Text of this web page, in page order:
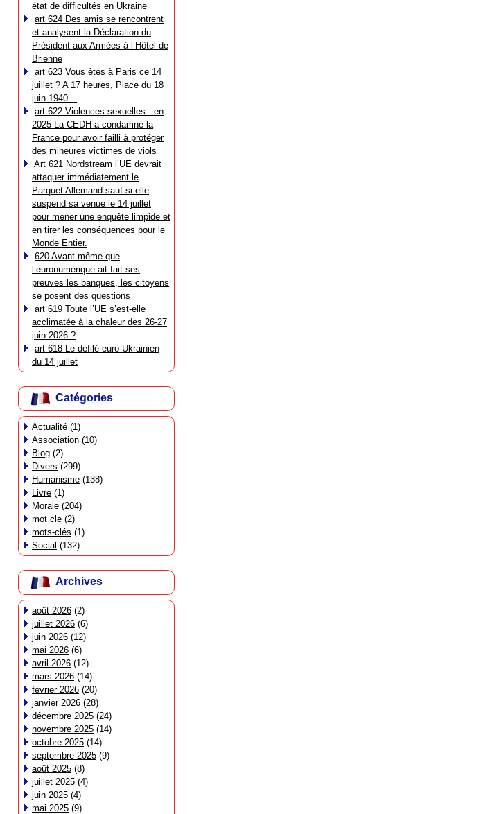
état de difficultés en Ukraine
art 624 Des amis se rencontrent
et analysent la Déclaration du
Président aux Armées à l’Hôtel de
Brienne
art 623 Vous êtes à Paris ce 14
juillet ? A 17 heures, Place du 18
juin 1940…
art 622 Violences sexuelles : en
2025 La CEDH a condamné la
France pour avoir failli à protéger
des mineures victimes de viols
Art 621 Nordstream l’UE devrait
attaquer immédiatement le
Parquet Allemand sauf si elle
suspend sa venue le 14 juillet
pour mener une enquête limpide et
en tirer les conséquences pour le
Monde Entier.
620 Avant même que
l’euronumérique ait fait ses
preuves les banques, les citoyens
se posent des questions
art 619 Toute l’UE s’est-elle
acclimatée à la chaleur des 26-27
juin 2026 ?
art 618 Le défilé euro-Ukrainien
du 14 juillet
Catégories
Actualité (1)
Association (10)
Blog (2)
Divers (299)
Humanisme (138)
Livre (1)
Morale (204)
mot cle (2)
mots-clés (1)
Social (132)
Archives
août 2026 (2)
juillet 2026 (6)
juin 2026 (12)
mai 2026 (6)
avril 2026 (12)
mars 2026 (14)
février 2026 (20)
janvier 2026 (28)
décembre 2025 (24)
novembre 2025 (14)
octobre 2025 (14)
septembre 2025 (9)
août 2025 (8)
juillet 2025 (4)
juin 2025 (4)
mai 2025 (9)